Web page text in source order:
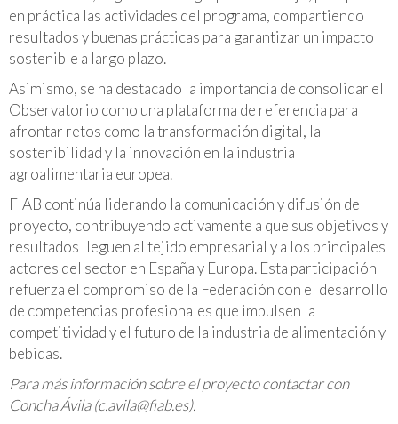
en práctica las actividades del programa, compartiendo
resultados y buenas prácticas para garantizar un impacto
sostenible a largo plazo.
Asimismo, se ha destacado la importancia de consolidar el
Observatorio como una plataforma de referencia para
afrontar retos como la transformación digital, la
sostenibilidad y la innovación en la industria
agroalimentaria europea.
FIAB continúa liderando la comunicación y difusión del
proyecto, contribuyendo activamente a que sus objetivos y
resultados lleguen al tejido empresarial y a los principales
actores del sector en España y Europa. Esta participación
refuerza el compromiso de la Federación con el desarrollo
de competencias profesionales que impulsen la
competitividad y el futuro de la industria de alimentación y
bebidas.
Para más información sobre el proyecto contactar con
Concha Ávila (c.avila@fiab.es).